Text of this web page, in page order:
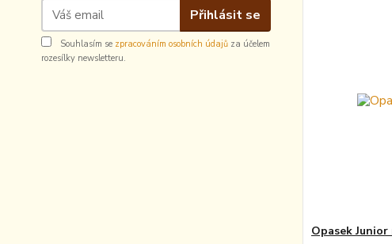
Přihlásit se
Souhlasím se zpracováním osobních údajů za účelem
rozesílky newsletteru.
Opasek Junior